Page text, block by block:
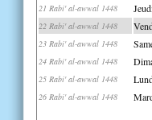
21 Rabi' al-awwal 1448
22 Rabi' al-awwal 1448
23 Rabi' al-awwal 1448
24 Rabi' al-awwal 1448
25 Rabi' al-awwal 1448
26 Rabi' al-awwal 1448